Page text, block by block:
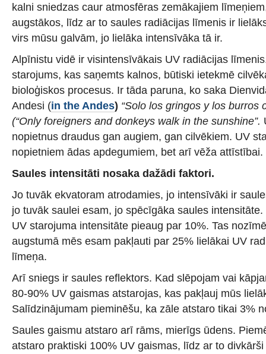
kalni sniedzas caur atmosfēras zemākajiem
augstākos, līdz ar to saules radiācijas līmenis ir
virs mūsu galvām, jo lielāka intensīvāka tā ir.
Alpīnistu vidē ir visintensīvākais UV radiācijas
starojums, kas saņemts kalnos, būtiski ietekmē
bioloģiskos procesus. Ir tāda paruna, ko saka
Andesi (in the Andes) “Solo los gringos y los burros
(“Only foreigners and donkeys walk in the sunshine”.
nopietnus draudus gan augiem, gan cilvēkiem. UV
nopietniem ādas apdegumiem, bet arī vēža attīstībai.
Saules intensitāti nosaka dažādi faktori.
Jo tuvāk ekvatoram atrodamies, jo intensīvāki ir
jo tuvāk saulei esam, jo spēcīgāka saules
UV starojuma intensitāte pieaug par 10%. Tas
augstumā mēs esam pakļauti par 25% lielākai UV
līmeņa.
Arī sniegs ir saules reflektors. Kad slēpojam vai
80-90% UV gaismas atstarojas, kas pakļauj mūs
Salīdzinājumam pieminēšu, ka zāle atstaro tikai 3%
Saules gaismu atstaro arī rāms, mierīgs ūdens.
atstaro praktiski 100% UV gaismas, līdz ar to